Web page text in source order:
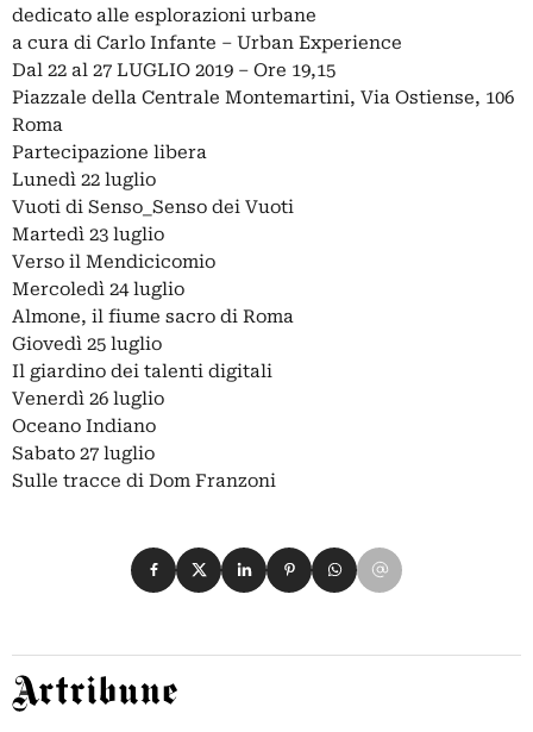
dedicato alle esplorazioni urbane
a cura di Carlo Infante – Urban Experience
Dal 22 al 27 LUGLIO 2019 – Ore 19,15
Piazzale della Centrale Montemartini, Via Ostiense, 106
Roma
Partecipazione libera
Lunedì 22 luglio
Vuoti di Senso_Senso dei Vuoti
Martedì 23 luglio
Verso il Mendicicomio
Mercoledì 24 luglio
Almone, il fiume sacro di Roma
Giovedì 25 luglio
Il giardino dei talenti digitali
Venerdì 26 luglio
Oceano Indiano
Sabato 27 luglio
Sulle tracce di Dom Franzoni
Condividi su Facebook
Condividi su X
Condividi su LinkedIn
Condividi su Pinterest
Condividi su WhatsApp
Condividi su Email
Artribune